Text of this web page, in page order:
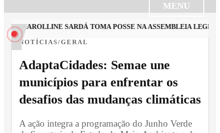
MENU
CAROLLINE SARDÁ TOMA POSSE NA ASSEMBLEIA
NOTÍCIAS/GERAL
AdaptaCidades: Semae une
municípios para enfrentar os
desafios das mudanças climáticas
A ação integra a programação do Junho Verde